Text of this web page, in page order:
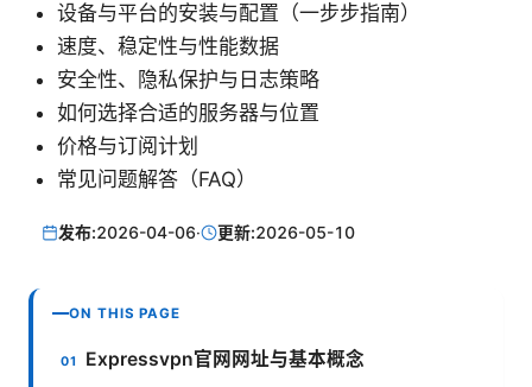
设备与平台的安装与配置（一步步指南）
速度、稳定性与性能数据
安全性、隐私保护与日志策略
如何选择合适的服务器与位置
价格与订阅计划
常见问题解答（FAQ）
发布:2026-04-06· 更新:2026-05-10
ON THIS PAGE
Expressvpn官网网址与基本概念